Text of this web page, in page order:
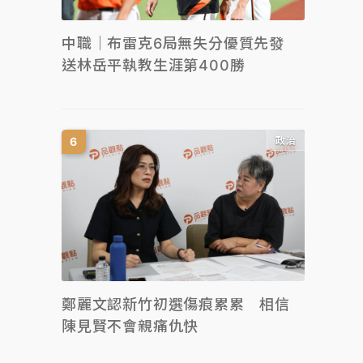
中職｜布雷克6局無失分優質先發
送林岳平執教生涯第400勝
政治
鄭麗文認新竹初選傷痕累累 相信
陳見賢不會親痛仇快